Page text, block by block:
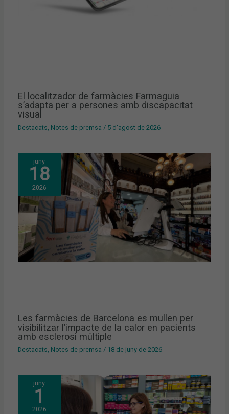
El localitzador de farmàcies Farmaguia
s’adapta per a persones amb discapacitat
visual
Destacats Notes de premsa / 5 d'agost de 2026
juny
18
2026
Les farmàcies de Barcelona es mullen per
visibilitzar l’impacte de la calor en pacients
amb esclerosi múltiple
Destacats, Notes de premsa / 18 de juny de 2026
juny
1
2026